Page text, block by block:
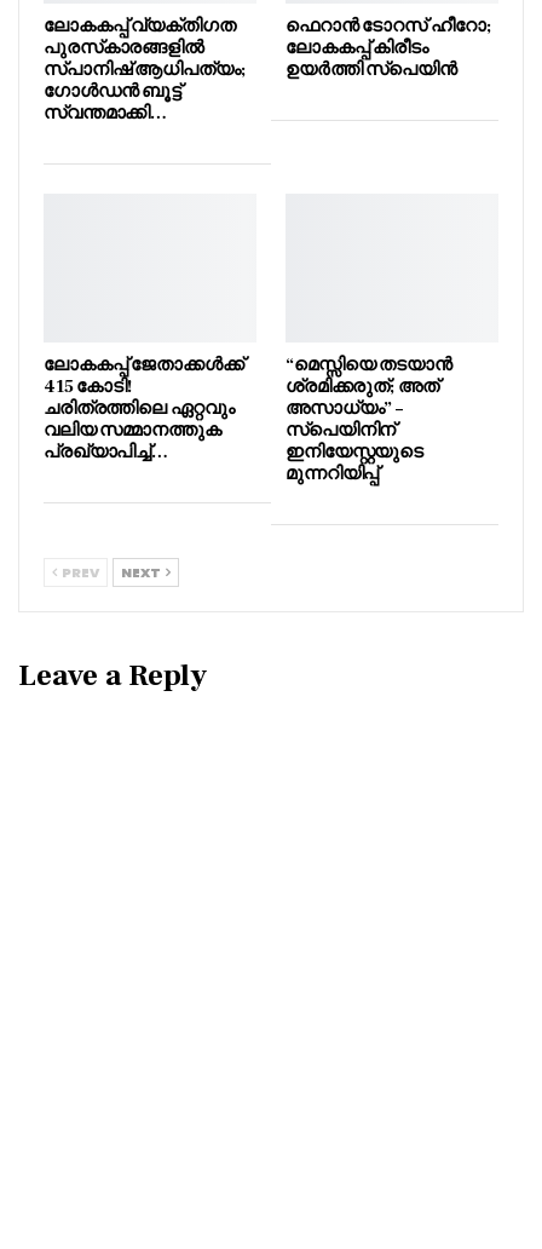
ലോകകപ്പ് വ്യക്തിഗത
പുരസ്‌കാരങ്ങളിൽ
സ്പാനിഷ് ആധിപത്യം;
ഗോൾഡൻ ബൂട്ട്
സ്വന്തമാക്കി…
ഫെറാൻ ടോറസ് ഹീറോ;
ലോകകപ്പ് കിരീടം
ഉയർത്തി സ്പെയിൻ
ലോകകപ്പ് ജേതാക്കൾക്ക്
415 കോടി!
ചരിത്രത്തിലെ ഏറ്റവും
വലിയ സമ്മാനത്തുക
പ്രഖ്യാപിച്ച്…
“മെസ്സിയെ തടയാൻ
ശ്രമിക്കരുത്; അത്
അസാധ്യം” –
സ്പെയിനിന്
ഇനിയേസ്റ്റയുടെ
മുന്നറിയിപ്പ്
PREV NEXT
Leave a Reply